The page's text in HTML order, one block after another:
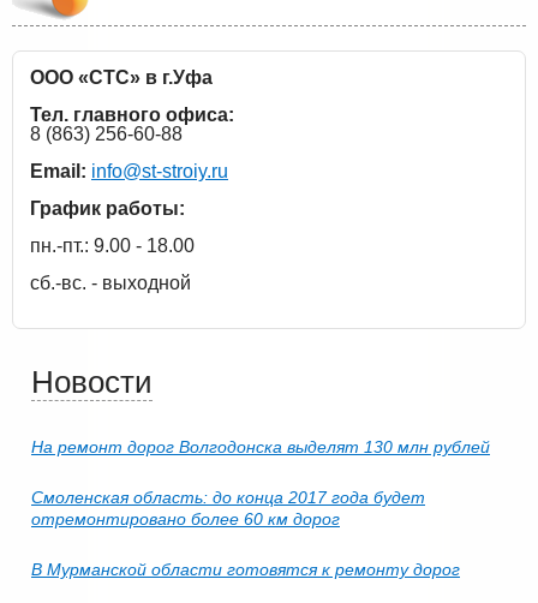
ООО «СТС» в г.Уфа
Тел. главного офиса:
8 (863) 256-60-88
Email: info@st-stroiy.ru
График работы:
пн.-пт.: 9.00 - 18.00
сб.-вс. - выходной
Новости
На ремонт дорог Волгодонска выделят 130 млн рублей
Смоленская область: до конца 2017 года будет
отремонтировано более 60 км дорог
В Мурманской области готовятся к ремонту дорог